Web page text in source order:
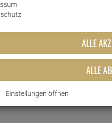
AktivALLE
ALLE
Einstellungen öffnen